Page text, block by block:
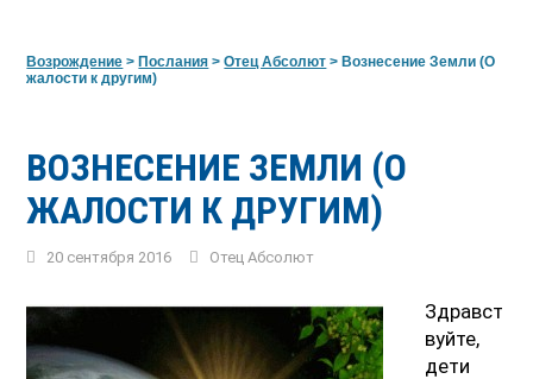
Возрождение >Послания >Отец Абсолют >Вознесение Земли (О
жалости к другим)
ВОЗНЕСЕНИЕ ЗЕМЛИ (О
ЖАЛОСТИ К ДРУГИМ)
20 сентября 2016 Отец Абсолют
Здравст
вуйте,
дети